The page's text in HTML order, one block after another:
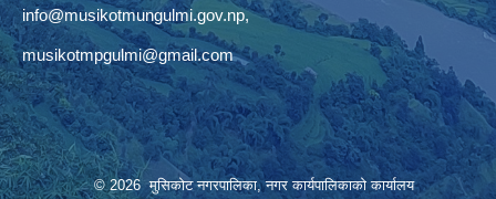
info@musikotmungulmi.gov.np,
musikotmpgulmi@gmail.com
© 2026 मुसिकोट नगरपालिका, नगर कार्यपालिकाकाे कार्यालय